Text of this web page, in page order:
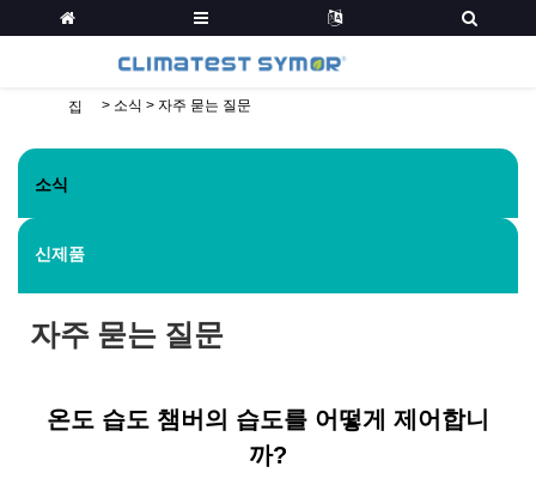
집 > 소식 > 자주 묻는 질문
소식
신제품
자주 묻는 질문
온도 습도 챔버의 습도를 어떻게 제어합니
까?